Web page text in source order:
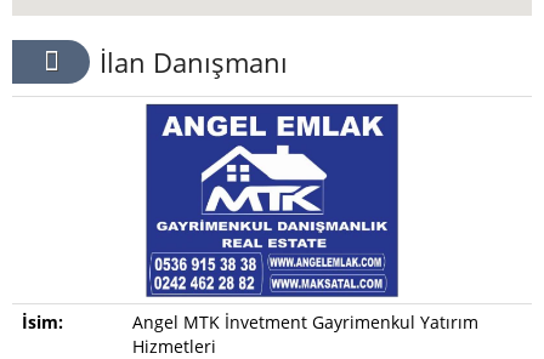
İlan Danışmanı
İsim:
Angel MTK İnvetment Gayrimenkul Yatırım
Hizmetleri